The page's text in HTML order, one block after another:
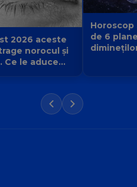
2026 aceste
norocul și
Ce le aduce
Horoscop
de 6
dimineților